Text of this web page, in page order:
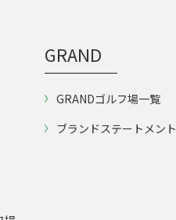
GRAND
GRANDゴルフ場一覧
ブランドステートメント